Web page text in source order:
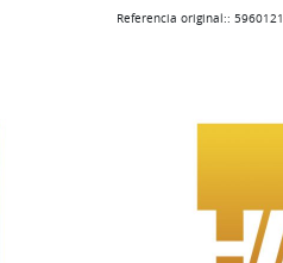
Referencia original:: 5960121